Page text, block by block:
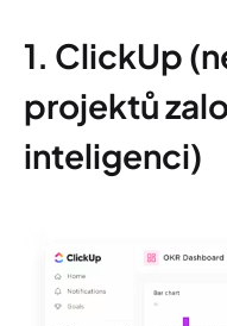
1. ClickUp
projektů
inteligenci)